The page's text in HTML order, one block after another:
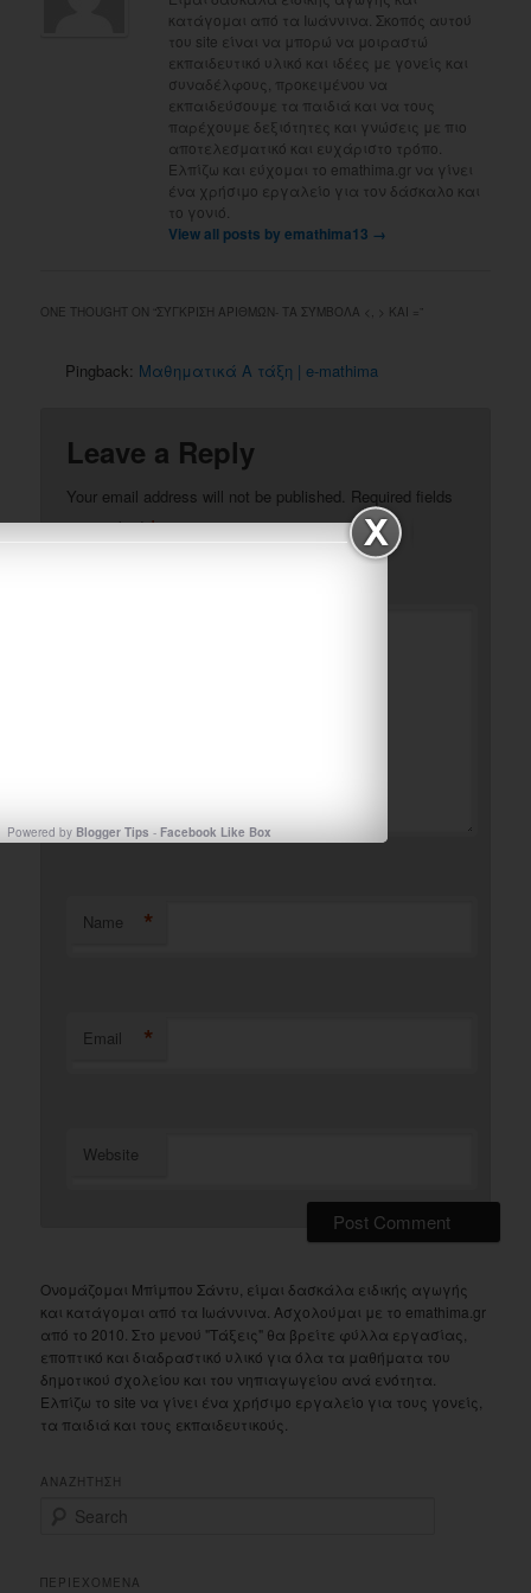
κατάγομαι από τα Ιωάννινα. Σκοπός αυτού
του site είναι να μπορώ να μοιραστώ
εκπαιδευτικό υλικό και ιδέες με γονείς και
συναδέλφους, προκειμένου να
εκπαιδεύσουμε τα παιδιά και να τους
παρέχουμε δεξιότητες και γνώσεις με πιο
αποτελεσματικό και ευχάριστο τρόπο.
Ελπίζω και εύχομαι το emathima.gr να γίνει
ένα χρήσιμο εργαλείο για τον δάσκαλο και
το γονιό.
View all posts by emathima13 →
ONE THOUGHT ON “ΣΎΓΚΡΙΣΗ ΑΡΙΘΜΏΝ- ΤΑ ΣΎΜΒΟΛΑ <, > ΚΑΙ = ”
Pingback: Μαθηματικά Α τάξη | e-mathima
Leave a Reply
Your email address will not be published. Required fields
are marked*
Name *
Email *
Website
Ονομάζομαι Μπίμπου Σάντυ, είμαι δασκάλα ειδικής αγωγής
και κατάγομαι από τα Ιωάννινα. Ασχολούμαι με το emathima.gr
από το 2010. Στο μενού "Τάξεις" θα βρείτε φύλλα εργασίας,
εποπτικό και διαδραστικό υλικό για όλα τα μαθήματα του
δημοτικού σχολείου και του νηπιαγωγείου ανά ενότητα.
Ελπίζω το site να γίνει ένα χρήσιμο εργαλείο για τους γονείς,
τα παιδιά και τους εκπαιδευτικούς.
ΑΝΑΖΗΤΗΣΗ
rΠΕΡΙΕΧΟΜΕΝΑ
Powered by Blogger Tips - Facebook Like Box